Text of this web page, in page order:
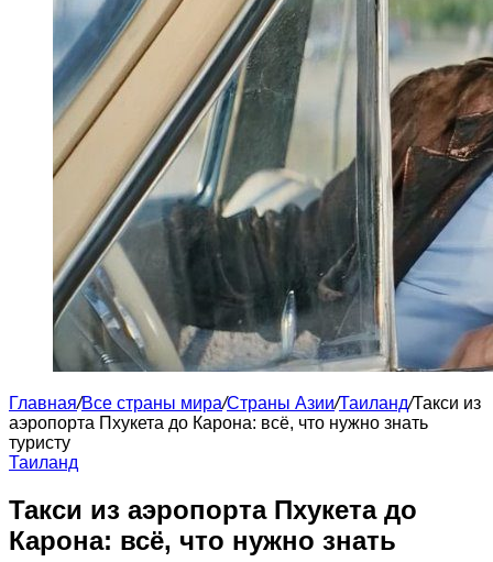
Главная/Все страны мира/Страны Азии/Таиланд/Такси из
аэропорта Пхукета до Карона: всё, что нужно знать
туристу
Таиланд
Такси из аэропорта Пхукета до
Карона: всё, что нужно знать